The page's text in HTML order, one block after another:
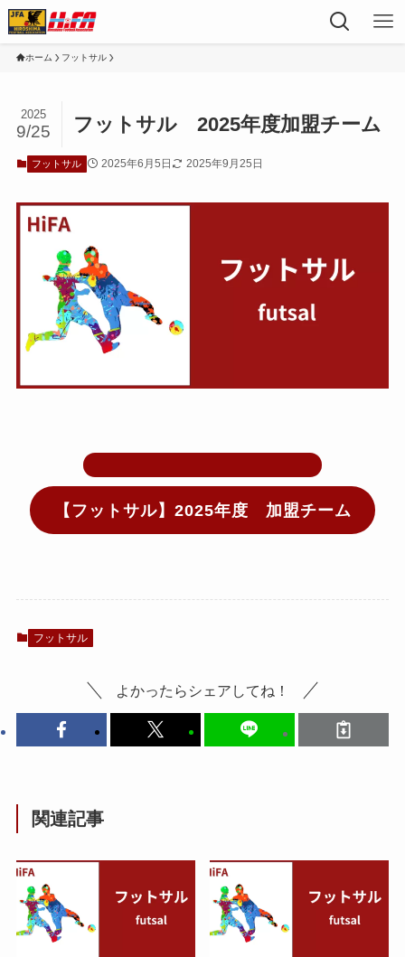
ホーム フットサル
フットサル 2025年度加盟チーム
2025
9/25
フットサル 2025年6月5日 2025年9月25日
【フットサル】2025年度 加盟チーム
フットサル
よかったらシェアしてね！
関連記事